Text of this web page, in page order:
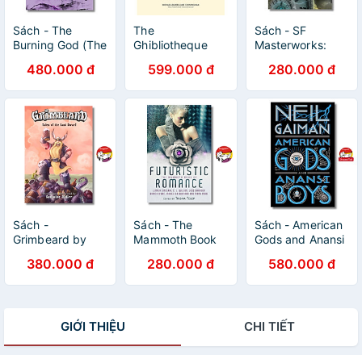
Sách - The
Burning God (The
R. F Kuang/Best
Science Fiction &
Fantasy/Paperback
US/Ngoại văn
chính hãng
480.000 đ
The
Ghibliotheque
Guide : The
Essential Guide
To Japanese
Animated Cinema
599.000 đ
Sách - SF
Masterworks:
Brian Aldiss
280.000 đ
Sách -
Grimbeard by
Short Collection
Fantasy English
380.000 đ
Sách - The
Mammoth Book
Romance by
Trisha Telep/
280.000 đ
Sách - American
Gods and Anansi
Gaiman/Bìa
cứng/Tiểu thuyết
580.000 đ
GIỚI THIỆU CHI TIẾT